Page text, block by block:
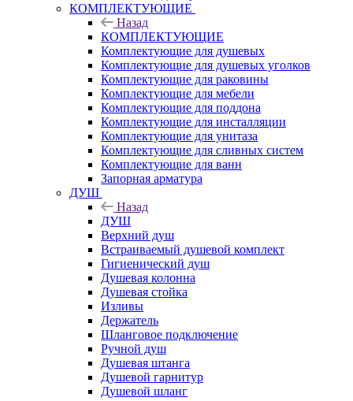
КОМПЛЕКТУЮЩИЕ
Назад
КОМПЛЕКТУЮЩИЕ
Комплектующие для душевых
Комплектующие для душевых уголков
Комплектующие для раковины
Комплектующие для мебели
Комплектующие для поддона
Комплектующие для инсталляции
Комплектующие для унитаза
Комплектующие для сливных систем
Комплектующие для ванн
Запорная арматура
ДУШ
Назад
ДУШ
Верхний душ
Встраиваемый душевой комплект
Гигиенический душ
Душевая колонна
Душевая стойка
Изливы
Держатель
Шланговое подключение
Ручной душ
Душевая штанга
Душевой гарнитур
Душевой шланг